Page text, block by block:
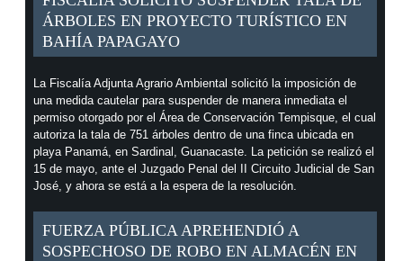
ÁRBOLES EN PROYECTO TURÍSTICO EN
BAHÍA PAPAGAYO
La Fiscalía Adjunta Agrario Ambiental solicitó la imposición de
una medida cautelar para suspender de manera inmediata el
permiso otorgado por el Área de Conservación Tempisque, el cual
autoriza la tala de 751 árboles dentro de una finca ubicada en
playa Panamá, en Sardinal, Guanacaste. La petición se realizó el
15 de mayo, ante el Juzgado Penal del II Circuito Judicial de San
José, y ahora se está a la espera de la resolución.
FUERZA PÚBLICA APREHENDIÓ A
SOSPECHOSO DE ROBO EN ALMACÉN EN